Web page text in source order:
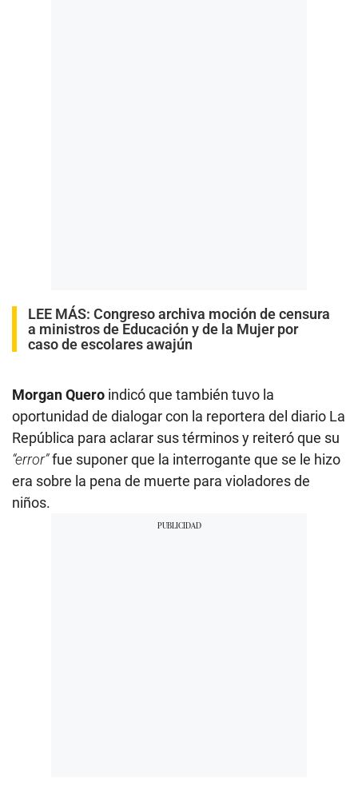
LEE MÁS: Congreso archiva moción de censura
a ministros de Educación y de la Mujer por
caso de escolares awajún
Morgan Quero indicó que también tuvo la
oportunidad de dialogar con la reportera del diario La
República para aclarar sus términos y reiteró que su
“error”fue suponer que la interrogante que se le hizo
era sobre la pena de muerte para violadores de
niños.